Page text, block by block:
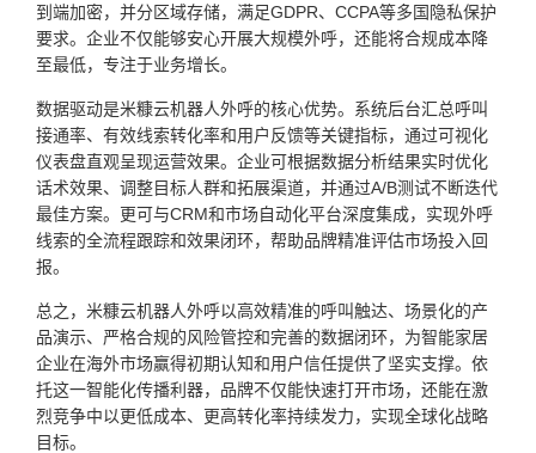
到端加密，并分区域存储，满足GDPR、CCPA等多国隐私保护
要求。企业不仅能够安心开展大规模外呼，还能将合规成本降
至最低，专注于业务增长。
数据驱动是米糠云机器人外呼的核心优势。系统后台汇总呼叫
接通率、有效线索转化率和用户反馈等关键指标，通过可视化
仪表盘直观呈现运营效果。企业可根据数据分析结果实时优化
话术效果、调整目标人群和拓展渠道，并通过A/B测试不断迭代
最佳方案。更可与CRM和市场自动化平台深度集成，实现外呼
线索的全流程跟踪和效果闭环，帮助品牌精准评估市场投入回
报。
总之，米糠云机器人外呼以高效精准的呼叫触达、场景化的产
品演示、严格合规的风险管控和完善的数据闭环，为智能家居
企业在海外市场赢得初期认知和用户信任提供了坚实支撑。依
托这一智能化传播利器，品牌不仅能快速打开市场，还能在激
烈竞争中以更低成本、更高转化率持续发力，实现全球化战略
目标。